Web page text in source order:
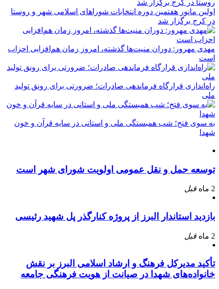
اولین مانور هفتمین دوره انتخابات شوراهای اسلامی شهر و روستا
در کرج برگزار شد
مهدی مهرور: دوران منیت‌ها گذشته، امروز زمان هم‌افزایی احزاب
است
راه‌اندازی قرارگاه فرماندهی صادرات؛ ضرورتی برای رونق تولید
ملی
به سوی فتح؛ شب همبستگی ملی و استانی در سایه قرآن و خون
شهدا
توسعه حمل و نقل عمومی اولویت شورای شهر است
2 ماه قبل
بازدید استاندار البرز از پروژه کنارگذر پل شهید رئیسی
2 ماه قبل
تأکید مدیرکل فرهنگ و ارشاد اسلامی البرز بر نقش
خانواده‌های شهدا در صیانت از هویت فرهنگی جامعه